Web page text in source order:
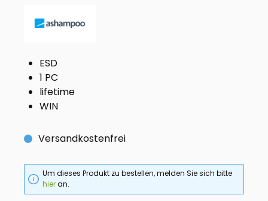
ESD
1 PC
lifetime
WIN
Versandkostenfrei
Um dieses Produkt zu bestellen, melden Sie sich bitte
hieran.